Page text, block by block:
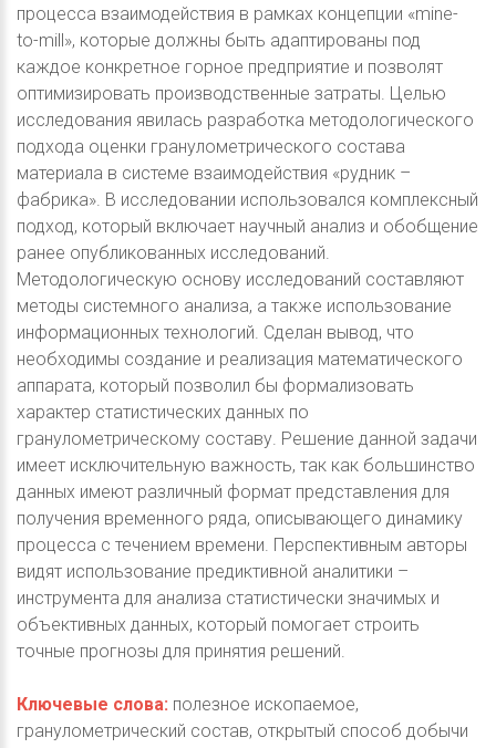
процесса взаимодействия в рамках концепции «mine-
to-mill», которые должны быть адаптированы под
каждое конкретное горное предприятие и позволят
оптимизировать производственные затраты. Целью
исследования явилась разработка методологического
подхода оценки гранулометрического состава
материала в системе взаимодействия «рудник –
фабрика». В исследовании использовался комплексный
подход, который включает научный анализ и обобщение
ранее опубликованных исследований.
Методологическую основу исследований составляют
методы системного анализа, а также использование
информационных технологий. Сделан вывод, что
необходимы создание и реализация математического
аппарата, который позволил бы формализовать
характер статистических данных по
гранулометрическому составу. Решение данной задачи
имеет исключительную важность, так как большинство
данных имеют различный формат представления для
получения временного ряда, описывающего динамику
процесса с течением времени. Перспективным авторы
видят использование предиктивной аналитики –
инструмента для анализа статистически значимых и
объективных данных, который помогает строить
точные прогнозы для принятия решений.
Ключевые слова: полезное ископаемое,
гранулометрический состав, открытый способ добычи